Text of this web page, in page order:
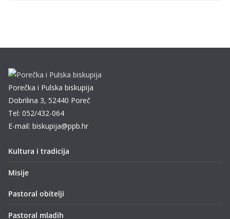
Porečka i Pulska biskupija
Dobrilina 3, 52440 Poreč
Tel: 052/432-064
E-mail: biskupija@ppb.hr
Kultura i tradicija
Misije
Pastoral obitelji
Pastoral mladih